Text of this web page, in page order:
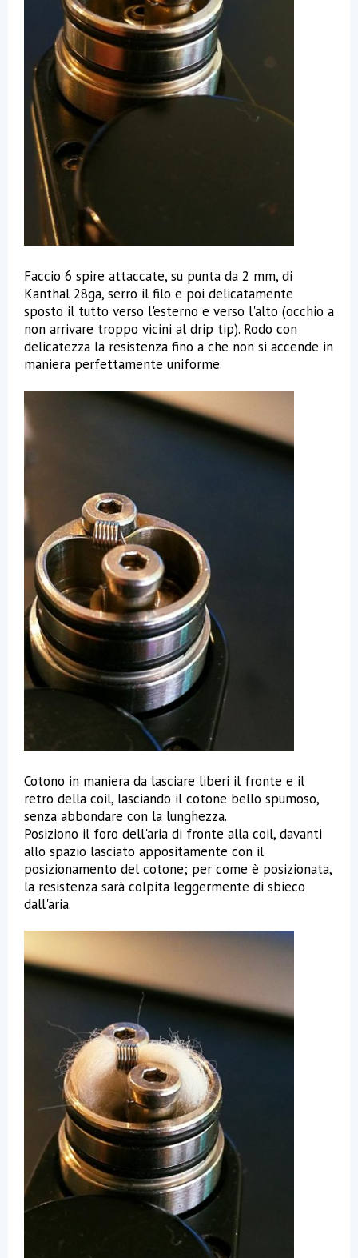
Faccio 6 spire attaccate, su punta da 2 mm, di
Kanthal 28ga, serro il filo e poi delicatamente
sposto il tutto verso l'esterno e verso l'alto (occhio a
non arrivare troppo vicini al drip tip). Rodo con
delicatezza la resistenza fino a che non si accende in
maniera perfettamente uniforme.
Cotono in maniera da lasciare liberi il fronte e il
retro della coil, lasciando il cotone bello spumoso,
senza abbondare con la lunghezza.
Posiziono il foro dell'aria di fronte alla coil, davanti
allo spazio lasciato appositamente con il
posizionamento del cotone; per come è posizionata,
la resistenza sarà colpita leggermente di sbieco
dall'aria.